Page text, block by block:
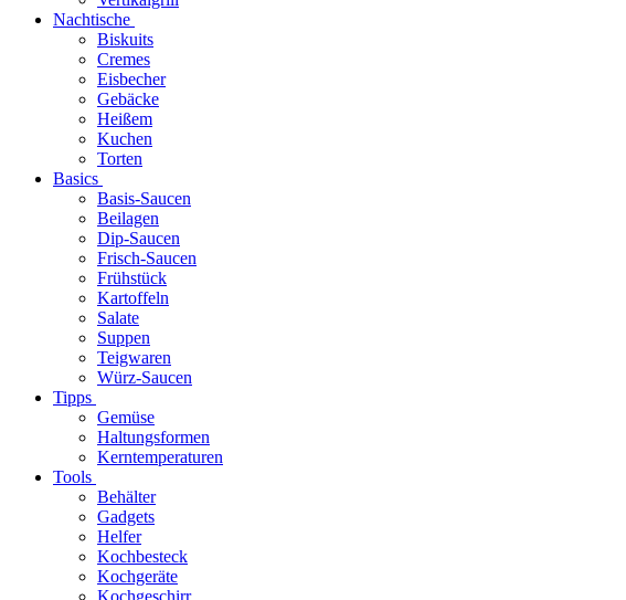
Nachtische
Biskuits
Cremes
Eisbecher
Gebäcke
Heißem
Kuchen
Torten
Basics
Basis-Saucen
Beilagen
Dip-Saucen
Frisch-Saucen
Frühstück
Kartoffeln
Salate
Suppen
Teigwaren
Würz-Saucen
Tipps
Gemüse
Haltungsformen
Kerntemperaturen
Tools
Behälter
Gadgets
Helfer
Kochbesteck
Kochgeräte
Kochgeschirr